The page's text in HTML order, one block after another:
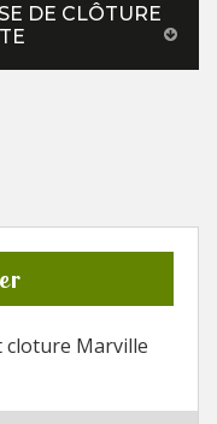
DE CLÔTURE
cloture Marville